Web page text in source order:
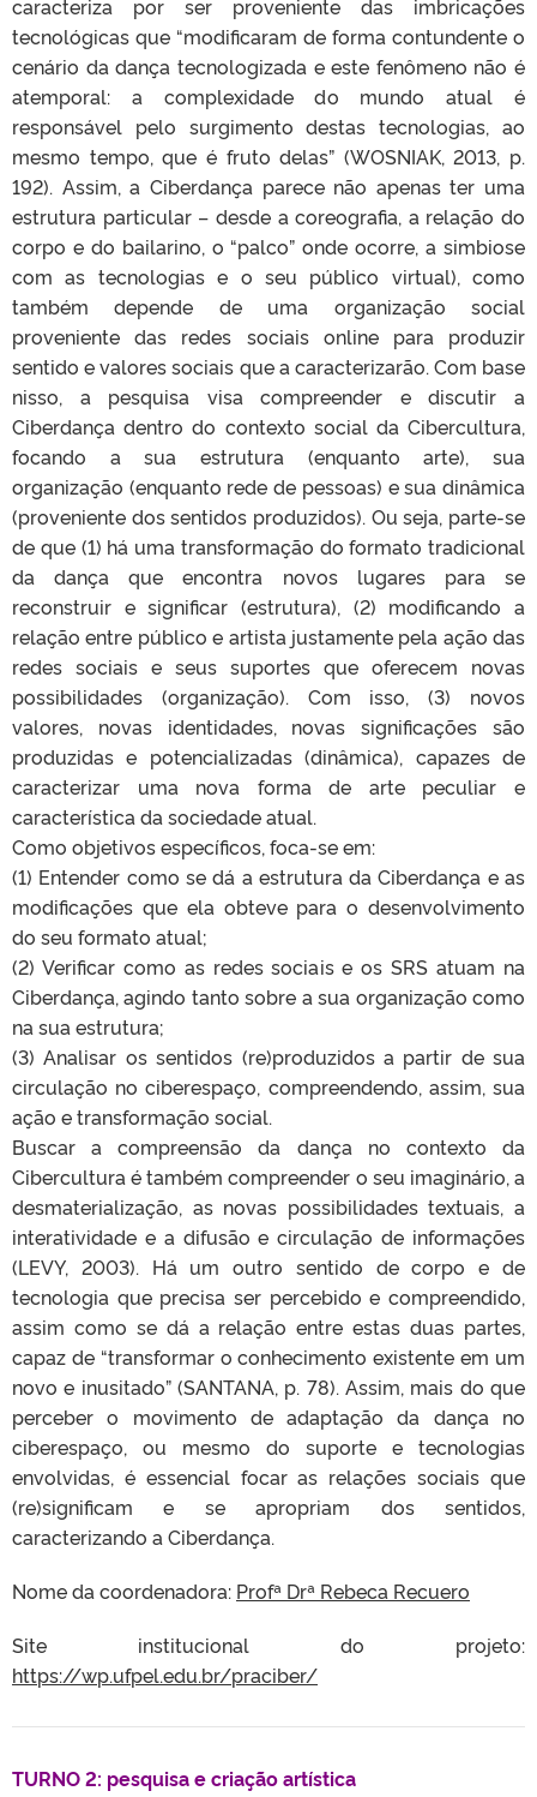
caracteriza por ser proveniente das imbricações
tecnológicas que “modificaram de forma contundente o
cenário da dança tecnologizada e este fenômeno não é
atemporal: a complexidade do mundo atual é
responsável pelo surgimento destas tecnologias, ao
mesmo tempo, que é fruto delas” (WOSNIAK, 2013, p.
192). Assim, a Ciberdança parece não apenas ter uma
estrutura particular – desde a coreografia, a relação do
corpo e do bailarino, o “palco” onde ocorre, a simbiose
com as tecnologias e o seu público virtual), como
também depende de uma organização social
proveniente das redes sociais online para produzir
sentido e valores sociais que a caracterizarão. Com base
nisso, a pesquisa visa compreender e discutir a
Ciberdança dentro do contexto social da Cibercultura,
focando a sua estrutura (enquanto arte), sua
organização (enquanto rede de pessoas) e sua dinâmica
(proveniente dos sentidos produzidos). Ou seja, parte-se
de que (1) há uma transformação do formato tradicional
da dança que encontra novos lugares para se
reconstruir e significar (estrutura), (2) modificando a
relação entre público e artista justamente pela ação das
redes sociais e seus suportes que oferecem novas
possibilidades (organização). Com isso, (3) novos
valores, novas identidades, novas significações são
produzidas e potencializadas (dinâmica), capazes de
caracterizar uma nova forma de arte peculiar e
característica da sociedade atual.
Como objetivos específicos, foca-se em:
(1) Entender como se dá a estrutura da Ciberdança e as
modificações que ela obteve para o desenvolvimento
do seu formato atual;
(2) Verificar como as redes sociais e os SRS atuam na
Ciberdança, agindo tanto sobre a sua organização como
na sua estrutura;
(3) Analisar os sentidos (re)produzidos a partir de sua
circulação no ciberespaço, compreendendo, assim, sua
ação e transformação social.
Buscar a compreensão da dança no contexto da
Cibercultura é também compreender o seu imaginário, a
desmaterialização, as novas possibilidades textuais, a
interatividade e a difusão e circulação de informações
(LEVY, 2003). Há um outro sentido de corpo e de
tecnologia que precisa ser percebido e compreendido,
assim como se dá a relação entre estas duas partes,
capaz de “transformar o conhecimento existente em um
novo e inusitado” (SANTANA, p. 78). Assim, mais do que
perceber o movimento de adaptação da dança no
ciberespaço, ou mesmo do suporte e tecnologias
envolvidas, é essencial focar as relações sociais que
(re)significam e se apropriam dos sentidos,
caracterizando a Ciberdança.
Nome da coordenadora: Profª Drª Rebeca Recuero
Site institucional do projeto:
https://wp.ufpel.edu.br/praciber/
TURNO 2: pesquisa e criação artística